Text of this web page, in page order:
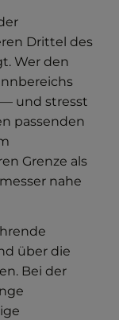
Drittel des
Wer den
und stresst
passenden
Grenze als
nahe
über die
Bei der